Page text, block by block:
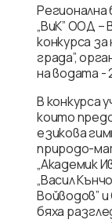
Регионална
„ВиК” ООД –
конкурса за
града”,
на водата -
В конкурса
които
езикова
природо-
„Академик
„Васил
Войводов”
бяха